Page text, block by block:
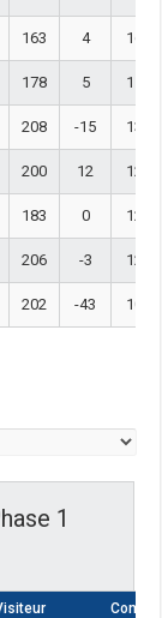
163 4 16
178 5 15
208 -15 13
200 12 12
183 0 12
206 -3 12
202 -43 10
1